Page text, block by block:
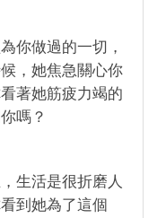
你做過的一切，
，她焦急關心你
著她筋疲力竭的
嗎？
生活是很折磨人
到她為了這個